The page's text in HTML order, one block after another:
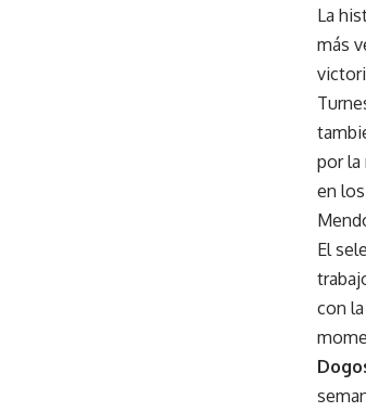
La
más
por la
en
El
con